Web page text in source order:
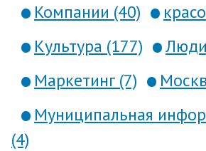
Компании (40)
Культура (177)
Маркетинг (7)
Муниципальная
(4)